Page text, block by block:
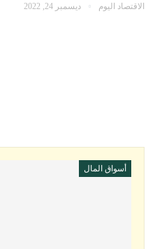
الاقتصاد اليوم ديسمبر 24, 2022
أسواق المال